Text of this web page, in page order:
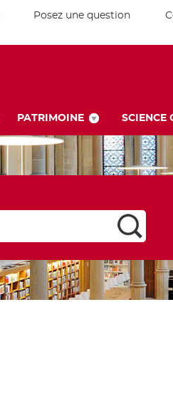
Posez une question
PATRIMOINE SCIENCE